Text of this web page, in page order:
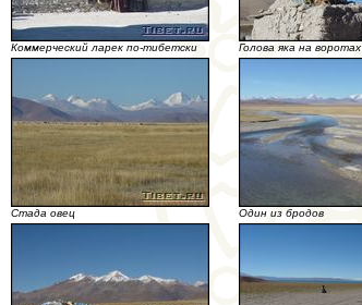
Коммерческий ларек по-тибетски Голова яка на воротах
Стада овец Один из бродов